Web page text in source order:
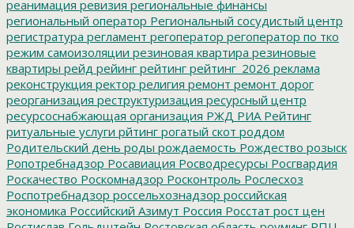
реанимация ревизия региональные финансы
региональный оператор Региональный сосудистый центр
регистратура регламент регоператор регоператор по тко
режим самоизоляции резиновая квартира резиновые
квартиры рейд рейинг рейтинг рейтинг_2026 реклама
реконструкция ректор религия ремонт ремонт дорог
реорганизация реструктуризация ресурсный центр
ресурсоснабжающая организация РЖД РИА Рейтинг
ритуальные услуги рйтинг рогатый скот роддом
Родительский день роды рождаемость Рождество розыск
Ропотребнадзор Росавиация Росводресурсы Росгвардия
Роскачество Роскомнадзор Росконтроль Рослесхоз
Роспотребнадзор россельхознадзор российская
экономика Российский Азимут Россия Росстат рост цен